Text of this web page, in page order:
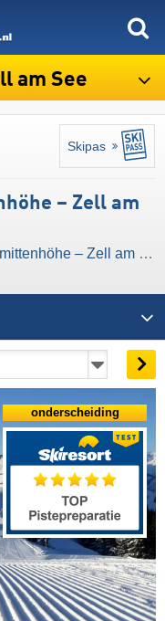
am See
Skipas
– Zell am
– Zell am See
onderscheiding